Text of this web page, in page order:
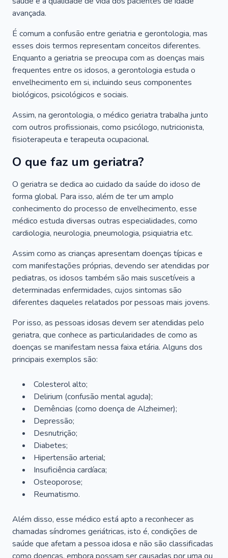
avançada.
É comum a confusão entre geriatria e gerontologia, mas
esses dois termos representam conceitos diferentes.
Enquanto a geriatria se preocupa com as doenças mais
frequentes entre os idosos, a gerontologia estuda o
envelhecimento em si, incluindo seus componentes
biológicos, psicológicos e sociais.
Assim, na gerontologia, o médico geriatra trabalha junto
com outros profissionais, como psicólogo, nutricionista,
fisioterapeuta e terapeuta ocupacional.
O que faz um geriatra?
O geriatra se dedica ao cuidado da saúde do idoso de
forma global. Para isso, além de ter um amplo
conhecimento do processo de envelhecimento, esse
médico estuda diversas outras especialidades, como
cardiologia, neurologia, pneumologia, psiquiatria etc.
Assim como as crianças apresentam doenças típicas e
com manifestações próprias, devendo ser atendidas por
pediatras, os idosos também são mais suscetíveis a
determinadas enfermidades, cujos sintomas são
diferentes daqueles relatados por pessoas mais jovens.
Por isso, as pessoas idosas devem ser atendidas pelo
geriatra, que conhece as particularidades de como as
doenças se manifestam nessa faixa etária. Alguns dos
principais exemplos são:
Colesterol alto;
Delirium (confusão mental aguda);
Demências (como doença de Alzheimer);
Depressão;
Desnutrição;
Diabetes;
Hipertensão arterial;
Insuficiência cardíaca;
Osteoporose;
Reumatismo.
Além disso, esse médico está apto a reconhecer as
chamadas síndromes geriátricas, isto é, condições de
saúde que afetam a pessoa idosa e não são classificadas